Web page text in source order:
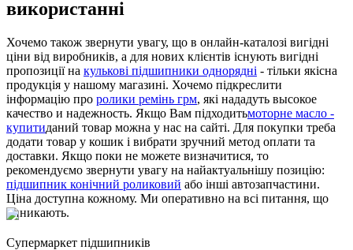
використанні
Хочемо також звернути увагу, що в онлайн-каталозі вигідні
ціни від виробників, а для нових клієнтів існують вигідні
пропозиції на кулькові підшипники однорядні - тільки якісна
продукція у нашому магазині. Хочемо підкреслити
інформацію про ролики ремінь грм, які нададуть высокое
качество и надежность. Якщо Вам підходитьмоторне масло -
купитиданий товар можна у нас на сайті. Для покупки треба
додати товар у кошик і вибрати зручний метод оплати та
доставки. Якщо поки не можете визначитися, то
рекомендуємо звернути увагу на найактуальнішу позицію:
підшипник конічний роликовий або інші автозапчастини.
Ціна доступна кожному. Ми оперативно на всі питання, що
виникають.
Cупермаркет підшипників